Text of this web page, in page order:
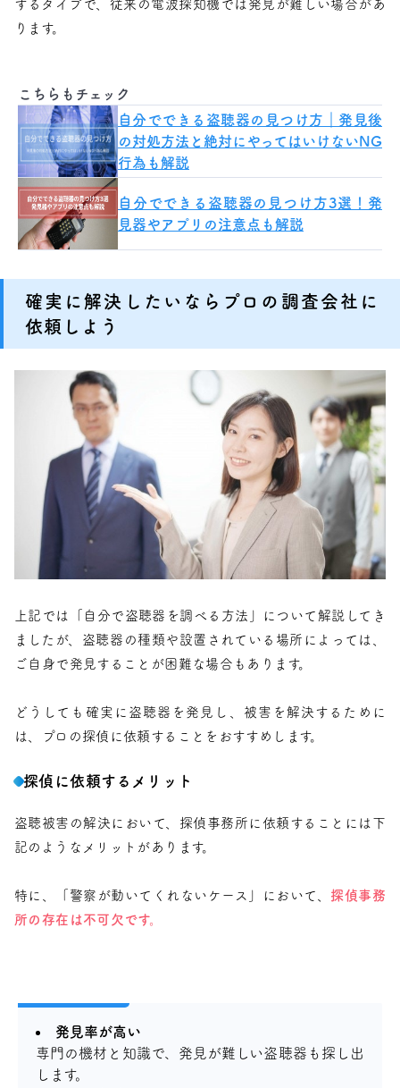
するタイプで、従来の電波探知機では発見が難しい場合があ
ります。
こちらもチェック
自分でできる盗聴器の見つけ方｜発見後
の対処方法と絶対にやってはいけないNG
行為も解説
自分でできる盗聴器の見つけ方3選！発
見器やアプリの注意点も解説
確実に解決したいならプロの調査会社に
依頼しよう
上記では「自分で盗聴器を調べる方法」について解説してき
ましたが、盗聴器の種類や設置されている場所によっては、
ご自身で発見することが困難な場合もあります。
どうしても確実に盗聴器を発見し、被害を解決するために
は、プロの探偵に依頼することをおすすめします。
探偵に依頼するメリット
盗聴被害の解決において、探偵事務所に依頼することには下
記のようなメリットがあります。
特に、「警察が動いてくれないケース」において、 探偵事務
所の存在は不可欠です。
発見率が高い
専門の機材と知識で、発見が難しい盗聴器も探し出
します。